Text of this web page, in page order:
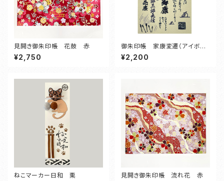
見開き御朱印帳 花鼓 赤
¥2,750
御朱印帳 家康変遷（アイボリ
ー）
¥2,200
ねこマーカー日和 栗 見開き御朱印帳 流れ花 赤